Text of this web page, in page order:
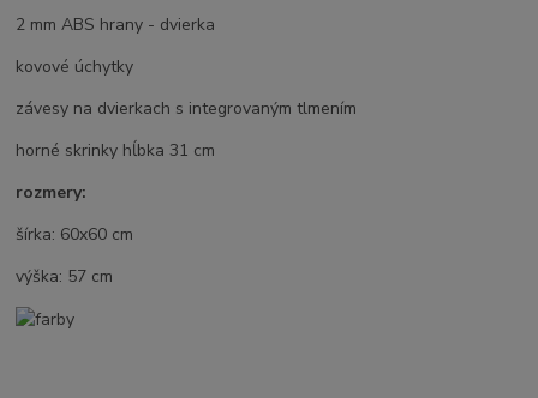
2 mm ABS hrany - dvierka
kovové úchytky
závesy na dvierkach s integrovaným tlmením
horné skrinky hĺbka 31 cm
rozmery:
šírka: 60x60 cm
výška: 57 cm